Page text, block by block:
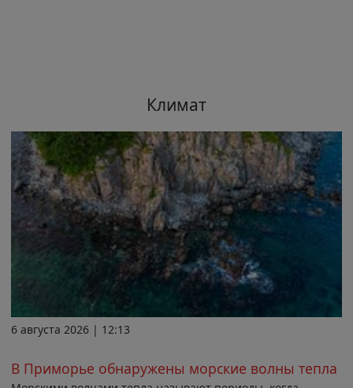
Климат
6 августа 2026 | 12:13
В Приморье обнаружены морские волны тепла